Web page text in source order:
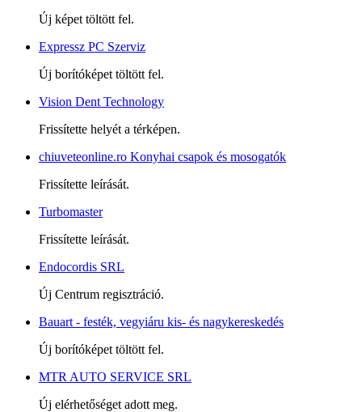
Új képet töltött fel.
Expressz PC Szerviz
Új borítóképet töltött fel.
Vision Dent Technology
Frissítette helyét a térképen.
chiuveteonline.ro Konyhai csapok és mosogatók
Frissítette leírását.
Turbomaster
Frissítette leírását.
Endocordis SRL
Új Centrum regisztráció.
Bauart - festék, vegyiáru kis- és nagykereskedés
Új borítóképet töltött fel.
MTR AUTO SERVICE SRL
Új elérhetőséget adott meg.